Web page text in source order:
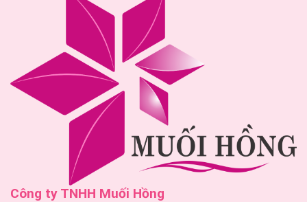
Công ty TNHH Muối Hồng